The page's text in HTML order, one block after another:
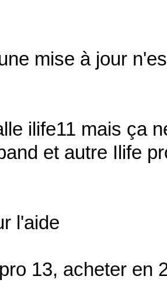
mise à jour
ilife11 mais ça
et autre Ilife
l'aide
13, acheter en